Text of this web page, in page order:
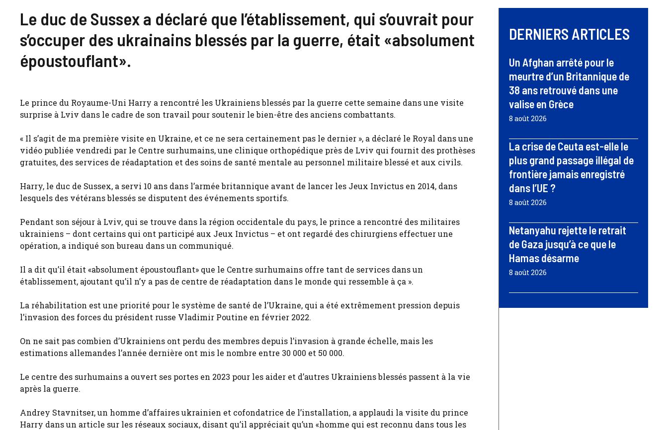
Le duc de Sussex a déclaré que l’établissement, qui s’ouvrait pour
s’occuper des ukrainains blessés par la guerre, était «absolument
époustouflant».
Le prince du Royaume-Uni Harry a rencontré les Ukrainiens blessés par la guerre cette semaine dans une visite
surprise à Lviv dans le cadre de son travail pour soutenir le bien-être des anciens combattants.
« Il s’agit de ma première visite en Ukraine, et ce ne sera certainement pas le dernier », a déclaré le Royal dans une
vidéo publiée vendredi par le Centre surhumains, une clinique orthopédique près de Lviv qui fournit des prothèses
gratuites, des services de réadaptation et des soins de santé mentale au personnel militaire blessé et aux civils.
Harry, le duc de Sussex, a servi 10 ans dans l’armée britannique avant de lancer les Jeux Invictus en 2014, dans
lesquels des vétérans blessés se disputent des événements sportifs.
Pendant son séjour à Lviv, qui se trouve dans la région occidentale du pays, le prince a rencontré des militaires
ukrainiens – dont certains qui ont participé aux Jeux Invictus – et ont regardé des chirurgiens effectuer une
opération, a indiqué son bureau dans un communiqué.
Il a dit qu’il était «absolument époustouflant» que le Centre surhumains offre tant de services dans un
établissement, ajoutant qu’il n’y a pas de centre de réadaptation dans le monde qui ressemble à ça ».
La réhabilitation est une priorité pour le système de santé de l’Ukraine, qui a été extrêmement pression depuis
l’invasion des forces du président russe Vladimir Poutine en février 2022.
On ne sait pas combien d’Ukrainiens ont perdu des membres depuis l’invasion à grande échelle, mais les
estimations allemandes l’année dernière ont mis le nombre entre 30 000 et 50 000.
Le centre des surhumains a ouvert ses portes en 2023 pour les aider et d’autres Ukrainiens blessés passent à la vie
après la guerre.
Andrey Stavnitser, un homme d’affaires ukrainien et cofondatrice de l’installation, a applaudi la visite du prince
Harry dans un article sur les réseaux sociaux, disant qu’il appréciait qu’un «homme qui est reconnu dans tous les
DERNIERS ARTICLES
Un Afghan arrêté pour le
meurtre d’un Britannique de
38 ans retrouvé dans une
valise en Grèce
8 août 2026
La crise de Ceuta est-elle le
plus grand passage illégal de
frontière jamais enregistré
dans l’UE ?
8 août 2026
Netanyahu rejette le retrait
de Gaza jusqu’à ce que le
Hamas désarme
8 août 2026